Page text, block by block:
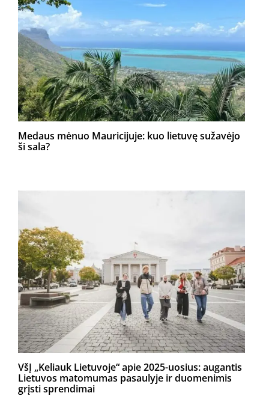
Medaus mėnuo Mauricijuje: kuo lietuvę sužavėjo
ši sala?
VšĮ „Keliauk Lietuvoje“ apie 2025-uosius: augantis
Lietuvos matomumas pasaulyje ir duomenimis
grįsti sprendimai